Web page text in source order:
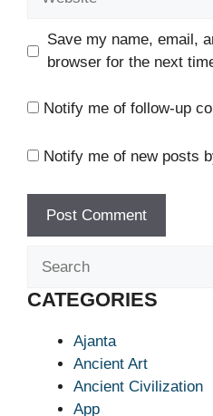
Save my name, email,
browser for the next
Notify me of follow-up
Notify me of new posts
CATEGORIES
Ajanta
Ancient Art
Ancient Civilization
App